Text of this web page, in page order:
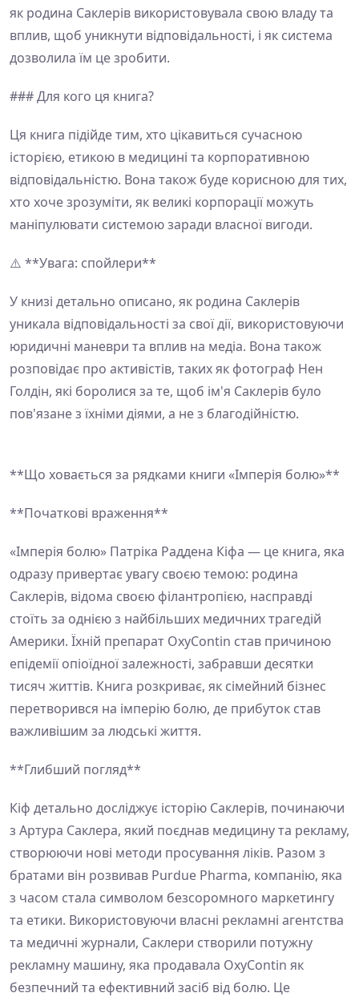
як родина Саклерів використовувала свою владу та
вплив, щоб уникнути відповідальності, і як система
дозволила їм це зробити.
### Для кого ця книга?
Ця книга підійде тим, хто цікавиться сучасною
історією, етикою в медицині та корпоративною
відповідальністю. Вона також буде корисною для тих,
хто хоче зрозуміти, як великі корпорації можуть
маніпулювати системою заради власної вигоди.
⚠️ **Увага: спойлери**
У книзі детально описано, як родина Саклерів
уникала відповідальності за свої дії, використовуючи
юридичні маневри та вплив на медіа. Вона також
розповідає про активістів, таких як фотограф Нен
Голдін, які боролися за те, щоб ім'я Саклерів було
пов'язане з їхніми діями, а не з благодійністю.
**Що ховається за рядками книги «Імперія болю»**
**Початкові враження**
«Імперія болю» Патріка Раддена Кіфа — це книга, яка
одразу привертає увагу своєю темою: родина
Саклерів, відома своєю філантропією, насправді
стоїть за однією з найбільших медичних трагедій
Америки. Їхній препарат OxyContin став причиною
епідемії опіоїдної залежності, забравши десятки
тисяч життів. Книга розкриває, як сімейний бізнес
перетворився на імперію болю, де прибуток став
важливішим за людські життя.
**Глибший погляд**
Кіф детально досліджує історію Саклерів, починаючи
з Артура Саклера, який поєднав медицину та рекламу,
створюючи нові методи просування ліків. Разом з
братами він розвивав Purdue Pharma, компанію, яка
з часом стала символом безсоромного маркетингу
та етики. Використовуючи власні рекламні агентства
та медичні журнали, Саклери створили потужну
рекламну машину, яка продавала OxyContin як
безпечний та ефективний засіб від болю. Це